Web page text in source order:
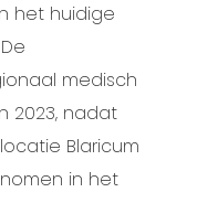
het huidige
medisch
2023, nadat
Blaricum
in het